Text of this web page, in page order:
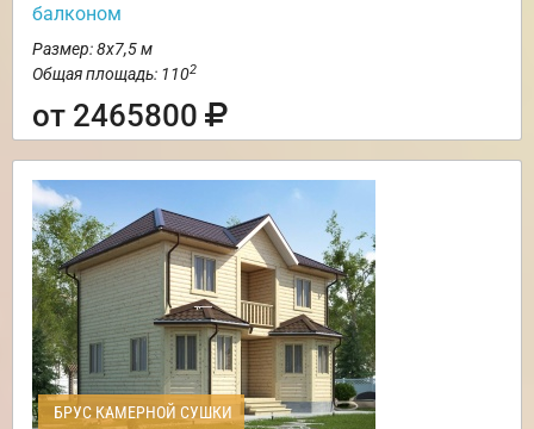
балконом
Размер: 8х7,5 м
Общая площадь: 1102
от 2465800
БРУС КАМЕРНОЙ СУШКИ